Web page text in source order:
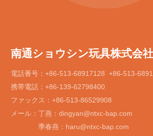
南通ショウシン玩具株式会社
電話番号：+86-513-68917128 +86-513-
携帯電話：+86-139-62798400
ファックス：+86-513-86529908
メール：丁燕：dingyan@ntxc-bap.com
季春燕： haru@ntxc-bap.com